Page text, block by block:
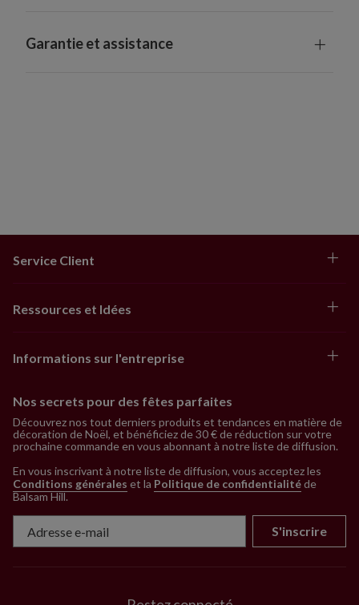
Garantie et assistance
Service Client
Ressources et Idées
Informations sur l'entreprise
Nos secrets pour des fêtes parfaites
Découvrez nos tout derniers produits et tendances en matière de
décoration de Noël, et bénéficiez de 30 € de réduction sur votre
prochaine commande en vous abonnant à notre liste de diffusion.
En vous inscrivant à notre liste de diffusion, vous acceptez les
Conditions générales et la Politique de confidentialitéde
Balsam Hill.
S'inscrire